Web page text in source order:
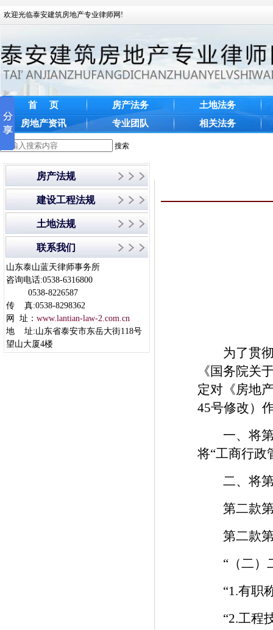
欢迎光临泰安建筑房地产专业律师网!
首 页 房产法务
土地法务
房地产资讯
专业团队 相关法务
搜索
房产法规
建设工程法规
土地法规
联系我们
山东泰山蓝天律师事务所
咨询电话:0538-6316800
0538-8226587
传 真:0538-8298362
网 址： www.lantian-law-2.com.cn
地 址:山东省泰安市东岳大街118号
望山大厦4楼
为了贯彻
《国务院关
定对《房地
45号修改）
一、将第
将“工商行政
二、将第
第二款第
第二款第
“（二）
“1.有职称
“2.工程技